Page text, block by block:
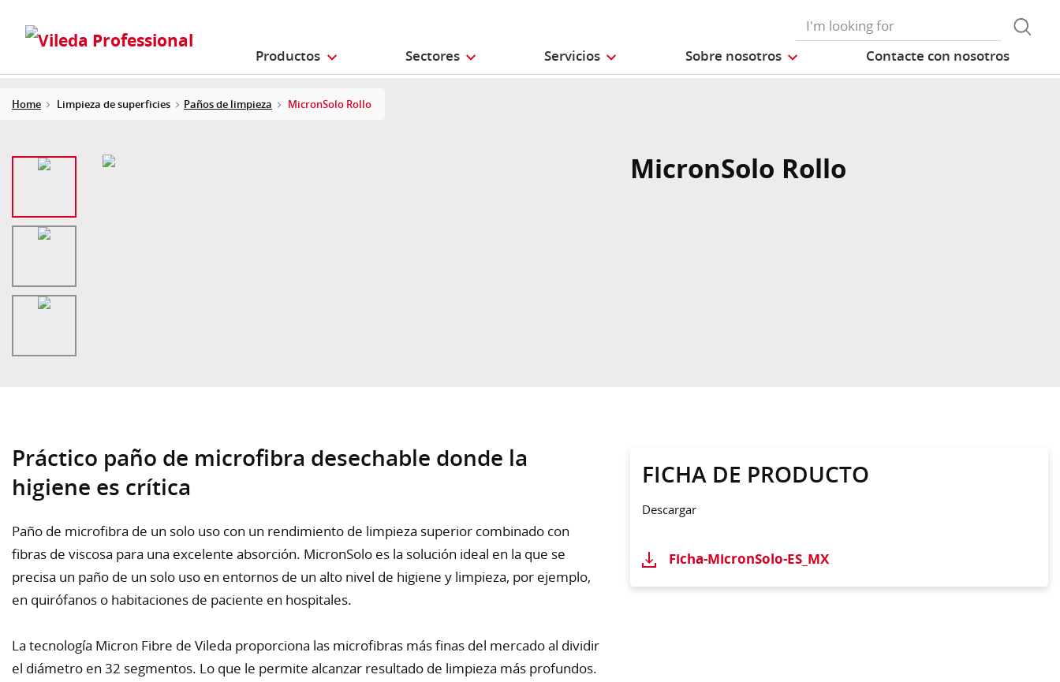
Productos Sectores Servicios Sobre nosotros Contacte con nosotros
Home Limpieza de superficies Paños de limpieza MicronSolo Rollo
MicronSolo Rollo
Práctico paño de microfibra desechable donde la
higiene es crítica
Paño de microfibra de un solo uso con un rendimiento de limpieza superior combinado con
fibras de viscosa para una excelente absorción. MicronSolo es la solución ideal en la que se
precisa un paño de un solo uso en entornos de un alto nivel de higiene y limpieza, por ejemplo,
en quirófanos o habitaciones de paciente en hospitales.
La tecnología Micron Fibre de Vileda proporciona las microfibras más finas del mercado al dividir
el diámetro en 32 segmentos. Lo que le permite alcanzar resultado de limpieza más profundos.
FICHA DE PRODUCTO
Descargar
Ficha-MicronSolo-ES_MX